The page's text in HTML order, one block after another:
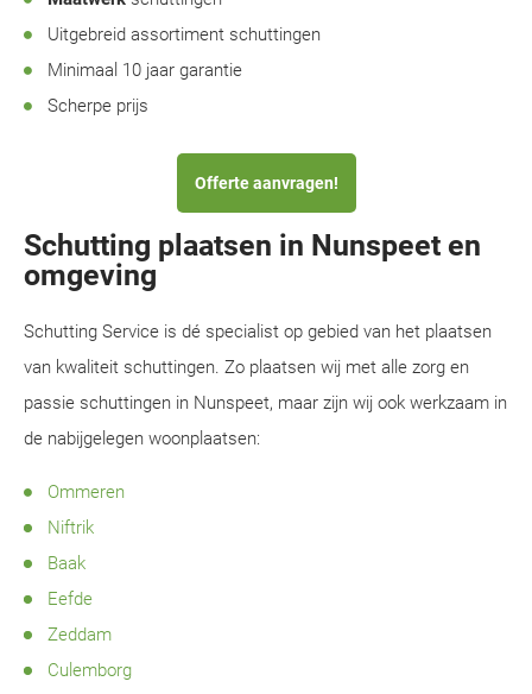
Uitgebreid assortiment schuttingen
Minimaal 10 jaar garantie
Scherpe prijs
Offerte aanvragen!
Schutting plaatsen in Nunspeet en
omgeving
Schutting Service is dé specialist op gebied van het plaatsen
van kwaliteit schuttingen. Zo plaatsen wij met alle zorg en
passie schuttingen in Nunspeet, maar zijn wij ook werkzaam in
de nabijgelegen woonplaatsen:
Ommeren
Niftrik
Baak
Eefde
Zeddam
Culemborg